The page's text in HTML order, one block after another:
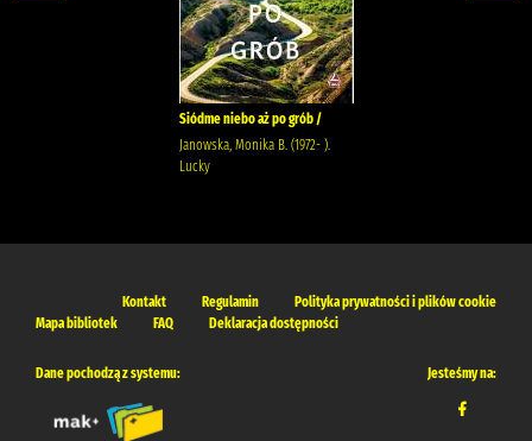
Siódme niebo aż po grób /
Janowska, Monika B. (1972- ).
Lucky
Kontakt Regulamin
Polityka prywatności i plików cookie
Mapa bibliotek
FAQ Deklaracja dostępności
Dane pochodzą z systemu: Jesteśmy na: